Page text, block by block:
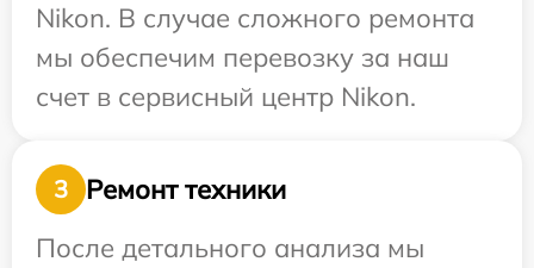
Nikon. В случае сложного ремонта
мы обеспечим перевозку за наш
счет в сервисный центр Nikon.
3
Ремонт техники
После детального анализа мы